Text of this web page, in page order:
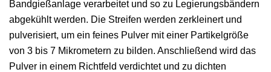
Bandgießanlage verarbeitet und so zu Legierungsbändern
abgekühlt werden. Die Streifen werden zerkleinert und
pulverisiert, um ein feines Pulver mit einer Partikelgröße
von 3 bis 7 Mikrometern zu bilden. Anschließend wird das
Pulver in einem Richtfeld verdichtet und zu dichten